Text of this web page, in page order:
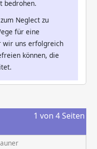
bedrohen.
Neglect zu
für eine
wir uns erfolgreich
können, die
1 von 4 Seiten